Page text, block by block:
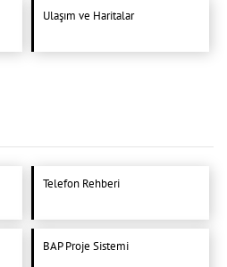
Ulaşım ve Haritalar
Telefon Rehberi
BAP Proje Sistemi